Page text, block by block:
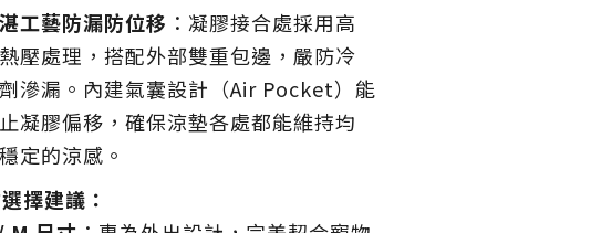
工藝防漏防位移 ：凝膠接合處採用高
壓處理，搭配外部雙重包邊，嚴防冷
滲漏。內建氣囊設計（Air Pocket）能
凝膠偏移，確保涼墊各處都能維持均
定的涼感 。
擇建議：